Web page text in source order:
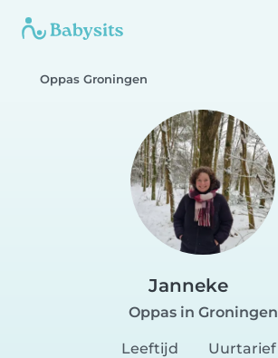
Oppas Groningen
Janneke
Oppas in Groningen
Leeftijd
Uurtarief